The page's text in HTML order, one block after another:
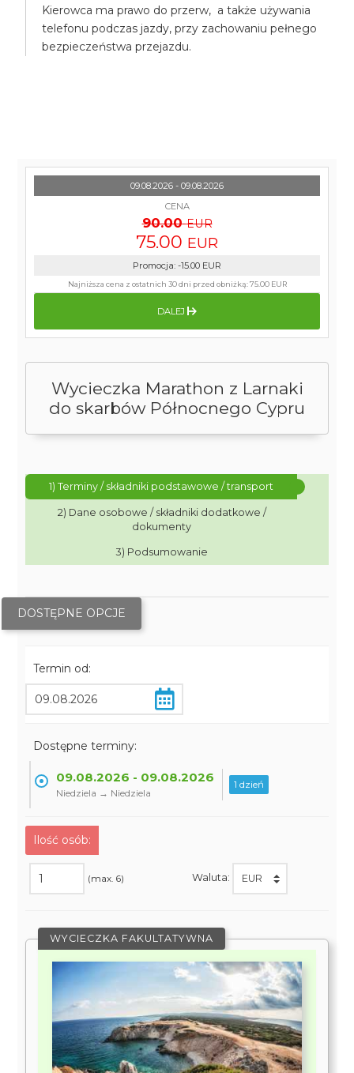
Kierowca ma prawo do przerw, a także używania
telefonu podczas jazdy, przy zachowaniu pełnego
bezpieczeństwa przejazdu.
Wycieczka Marathon z Larnaki
do skarbów Północnego Cypru
1) Terminy / składniki podstawowe / transport
2) Dane osobowe / składniki dodatkowe /
dokumenty
3) Podsumowanie
DOSTĘPNE OPCJE
Termin od:
Dostępne terminy:
09.08.2026 - 09.08.2026
Niedziela → Niedziela
1 dzień
Ilość osób:
(max. 6) Waluta:
WYCIECZKA FAKULTATYWNA
09.08.2026 - 09.08.2026
CENA
90.00 EUR
75.00 EUR
Promocja: -15.00 EUR
Najniższa cena z ostatnich 30 dni przed obniżką:75.00 EUR
DALEJ